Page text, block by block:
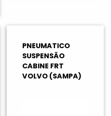
PNEUMATICO
SUSPENSÃO
CABINE FRT
VOLVO (SAMPA)